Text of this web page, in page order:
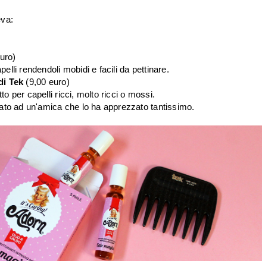
rendendoli mobidi e facili da pettinare.
Tek (9,00 euro)
per capelli ricci, molto ricci o mossi.
ad un'amica che lo ha apprezzato tantissimo.